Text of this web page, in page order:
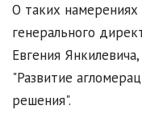
О таких
генерального
Евгения
"Развитие
решения".